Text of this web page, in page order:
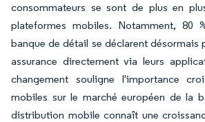
consommateurs se sont de plus en
plateformes mobiles. Notamment, 80
banque de détail se déclarent désormais
assurance directement via leurs
changement souligne l'importance
mobiles sur le marché européen de la
distribution mobile connaît une